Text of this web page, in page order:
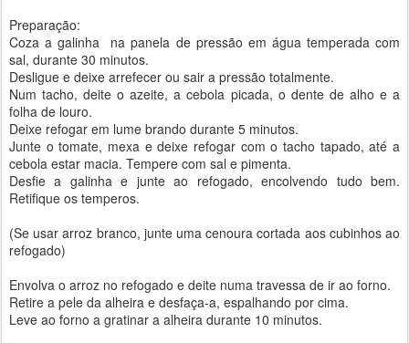
Preparação:
Coza a galinha na panela de pressão em água temperada com
sal, durante 30 minutos.
Desligue e deixe arrefecer ou sair a pressão totalmente.
Num tacho, deite o azeite, a cebola picada, o dente de alho e a
folha de louro.
Deixe refogar em lume brando durante 5 minutos.
Junte o tomate, mexa e deixe refogar com o tacho tapado, até a
cebola estar macia. Tempere com sal e pimenta.
Desfie a galinha e junte ao refogado, encolvendo tudo bem.
Retifique os temperos.
(Se usar arroz branco, junte uma cenoura cortada aos cubinhos ao
refogado)
Envolva o arroz no refogado e deite numa travessa de ir ao forno.
Retire a pele da alheira e desfaça-a, espalhando por cima.
Leve ao forno a gratinar a alheira durante 10 minutos.